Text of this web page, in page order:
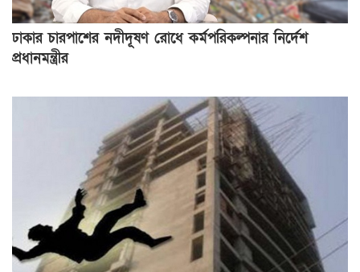
ঢাকার চারপাশের নদীদূষণ রোধে কর্মপরিকল্পনার নির্দেশ
প্রধানমন্ত্রীর